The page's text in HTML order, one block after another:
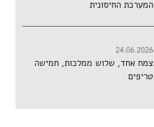
המערכת החיסונית
24.06.2026
צמח אחד, שלוש ממלכות, חמישה
טריפים